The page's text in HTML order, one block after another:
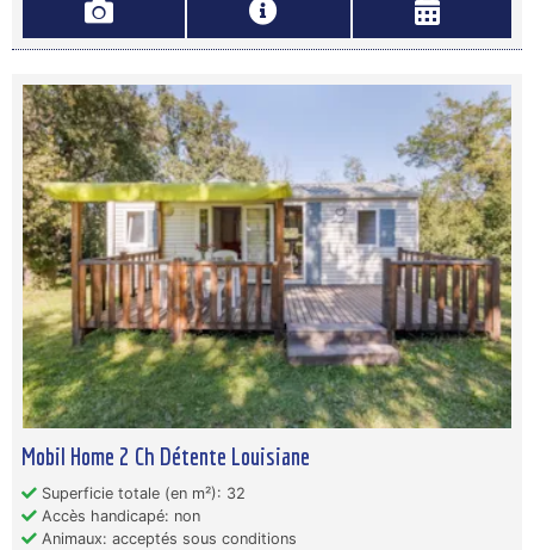
Mobil Home 2 Ch Détente Louisiane
Superficie totale (en m²): 32
Accès handicapé: non
Animaux: acceptés sous conditions